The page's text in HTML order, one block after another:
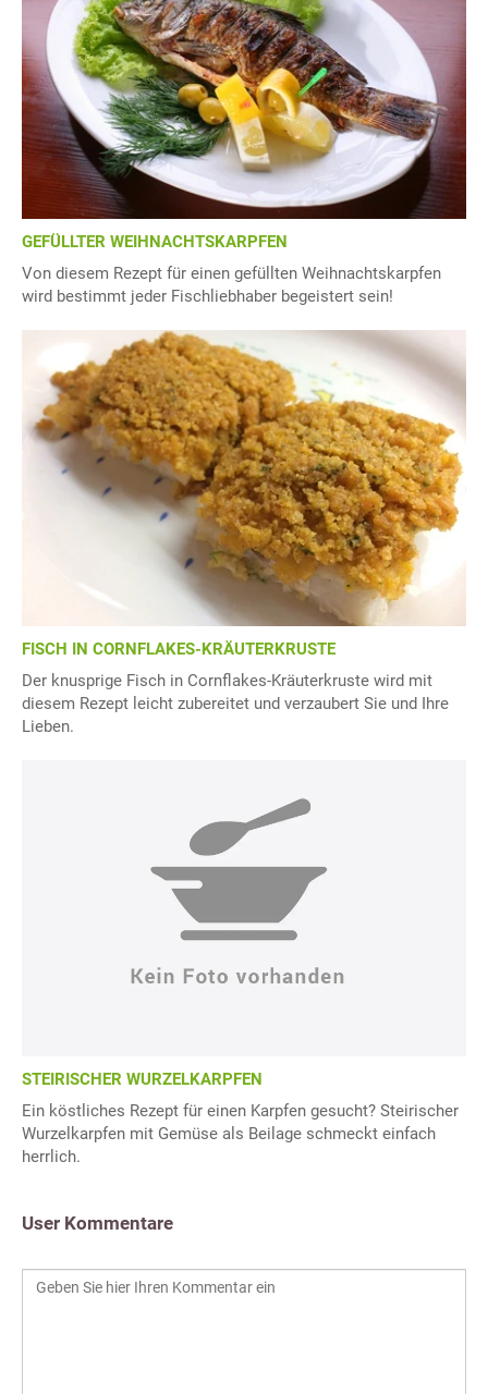
GEFÜLLTER WEIHNACHTSKARPFEN
Von diesem Rezept für einen gefüllten Weihnachtskarpfen
wird bestimmt jeder Fischliebhaber begeistert sein!
FISCH IN CORNFLAKES-KRÄUTERKRUSTE
Der knusprige Fisch in Cornflakes-Kräuterkruste wird mit
diesem Rezept leicht zubereitet und verzaubert Sie und Ihre
Lieben.
STEIRISCHER WURZELKARPFEN
Ein köstliches Rezept für einen Karpfen gesucht? Steirischer
Wurzelkarpfen mit Gemüse als Beilage schmeckt einfach
herrlich.
User Kommentare